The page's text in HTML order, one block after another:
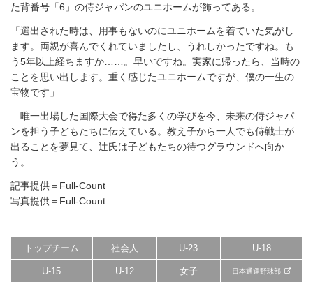
た背番号「6」の侍ジャパンのユニホームが飾ってある。
「選出された時は、用事もないのにユニホームを着ていた気がし
ます。両親が喜んでくれていましたし、うれしかったですね。も
う5年以上経ちますか……。早いですね。実家に帰ったら、当時の
ことを思い出します。重く感じたユニホームですが、僕の一生の
宝物です」
唯一出場した国際大会で得た多くの学びを今、未来の侍ジャパ
ンを担う子どもたちに伝えている。教え子から一人でも侍戦士が
出ることを夢見て、辻氏は子どもたちの待つグラウンドへ向か
う。
記事提供＝Full-Count
写真提供＝Full-Count
トップチーム 社会人 U-23 U-18
U-15 U-12 女子 日本通運野球部